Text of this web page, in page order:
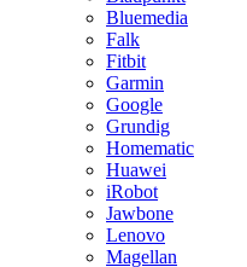
Bluemedia
Falk
Fitbit
Garmin
Google
Grundig
Homematic
Huawei
iRobot
Jawbone
Lenovo
Magellan